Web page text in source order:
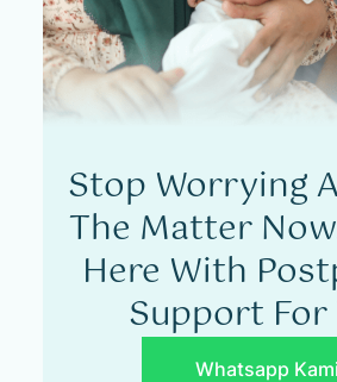
Stop Worrying
The Matter
Here With
Support For
Whatsapp Kami